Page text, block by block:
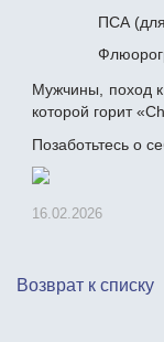
ПСА
Мужчины, поход
которой горит
Позаботьтесь о
16.02.2026
Возврат к списку